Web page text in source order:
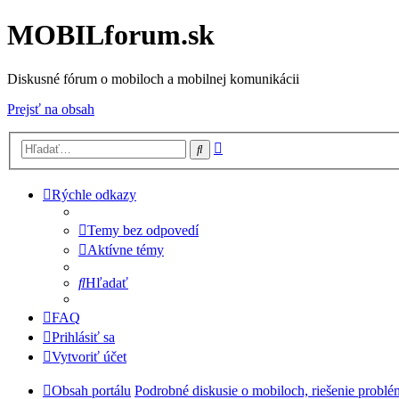
MOBILforum.sk
Diskusné fórum o mobiloch a mobilnej komunikácii
Prejsť na obsah
Hľadať
Rýchle odkazy
Temy bez odpovedí
Aktívne témy
Hľadať
FAQ
Prihlásiť sa
Vytvoriť účet
Obsah portálu Podrobné diskusie o mobiloch, riešenie